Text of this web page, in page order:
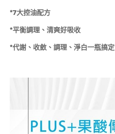
*7大控油配方
*平衡調理、清爽好吸收
*代謝、收斂、調理、淨白一瓶搞定